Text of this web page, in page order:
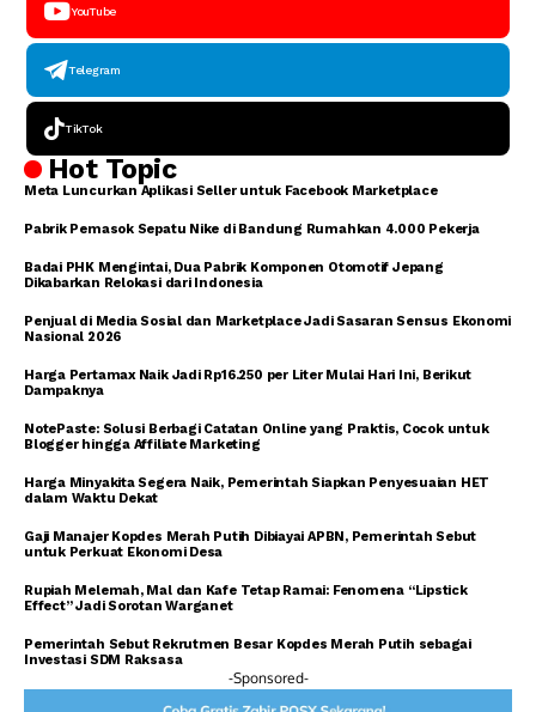
YouTube
Telegram
TikTok
Hot Topic
Meta Luncurkan Aplikasi Seller untuk Facebook Marketplace
Pabrik Pemasok Sepatu Nike di Bandung Rumahkan 4.000 Pekerja
Badai PHK Mengintai, Dua Pabrik Komponen Otomotif Jepang
Dikabarkan Relokasi dari Indonesia
Penjual di Media Sosial dan Marketplace Jadi Sasaran Sensus Ekonomi
Nasional 2026
Harga Pertamax Naik Jadi Rp16.250 per Liter Mulai Hari Ini, Berikut
Dampaknya
NotePaste: Solusi Berbagi Catatan Online yang Praktis, Cocok untuk
Blogger hingga Affiliate Marketing
Harga Minyakita Segera Naik, Pemerintah Siapkan Penyesuaian HET
dalam Waktu Dekat
Gaji Manajer Kopdes Merah Putih Dibiayai APBN, Pemerintah Sebut
untuk Perkuat Ekonomi Desa
Rupiah Melemah, Mal dan Kafe Tetap Ramai: Fenomena “Lipstick
Effect” Jadi Sorotan Warganet
Pemerintah Sebut Rekrutmen Besar Kopdes Merah Putih sebagai
Investasi SDM Raksasa
-Sponsored-